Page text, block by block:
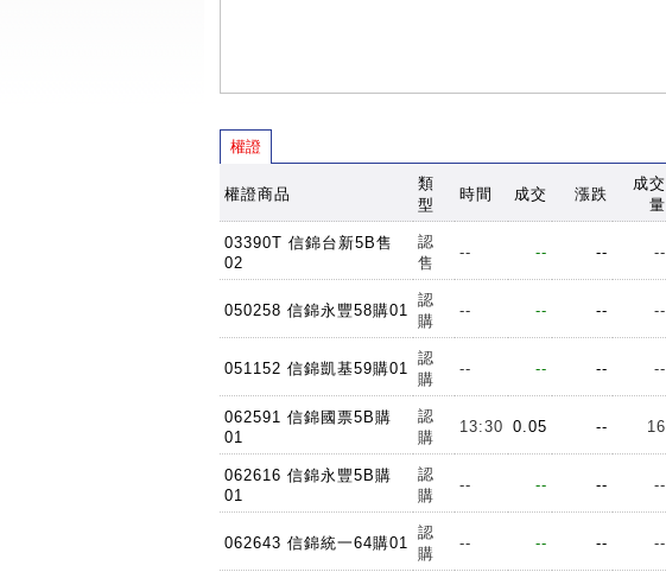
權證
權證商品
類
型
時間 成交 漲跌
成交
量
03390T 信錦台新5B售
02
認
售
-- -- -- --
050258 信錦永豐58購01
認
購
-- -- -- --
051152 信錦凱基59購01
認
購
-- -- -- --
062591 信錦國票5B購
01
認
購
13:30 0.05 -- 16
062616 信錦永豐5B購
01
認
購
-- -- -- --
062643 信錦統一64購01
認
購
-- -- -- --